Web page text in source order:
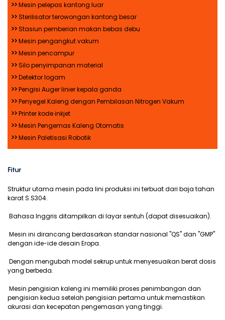
>>Mesin pelepas kantong luar
>>Sterilisator terowongan kantong besar
>>Stasiun pemberian makan bebas debu
>>Mesin pengangkut vakum
>>Mesin pencampur
>>Silo penyimpanan material
>>Detektor logam
>>Pengisi Auger linier kepala ganda
>>Penyegel Kaleng dengan Pembilasan Nitrogen Vakum
>>Printer kode inkjet
>>Mesin Pengemas Kaleng Otomatis
>>Mesin Paletisasi Robotik
Fitur
Struktur utama mesin pada lini produksi ini terbuat dari baja tahan
karat S.S304.
Bahasa Inggris ditampilkan di layar sentuh (dapat disesuaikan).
Mesin ini dirancang berdasarkan standar nasional "QS" dan "GMP"
dengan ide-ide desain Eropa.
Dengan mengubah model sekrup untuk menyesuaikan berat dosis
yang berbeda.
Mesin pengisian kaleng ini memiliki proses penimbangan dan
pengisian kedua setelah pengisian pertama untuk memastikan
akurasi dan kecepatan pengemasan yang tinggi.